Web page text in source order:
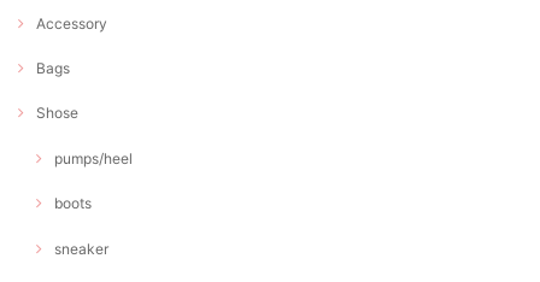
Accessory
Bags
Shose
pumps/heel
boots
sneaker